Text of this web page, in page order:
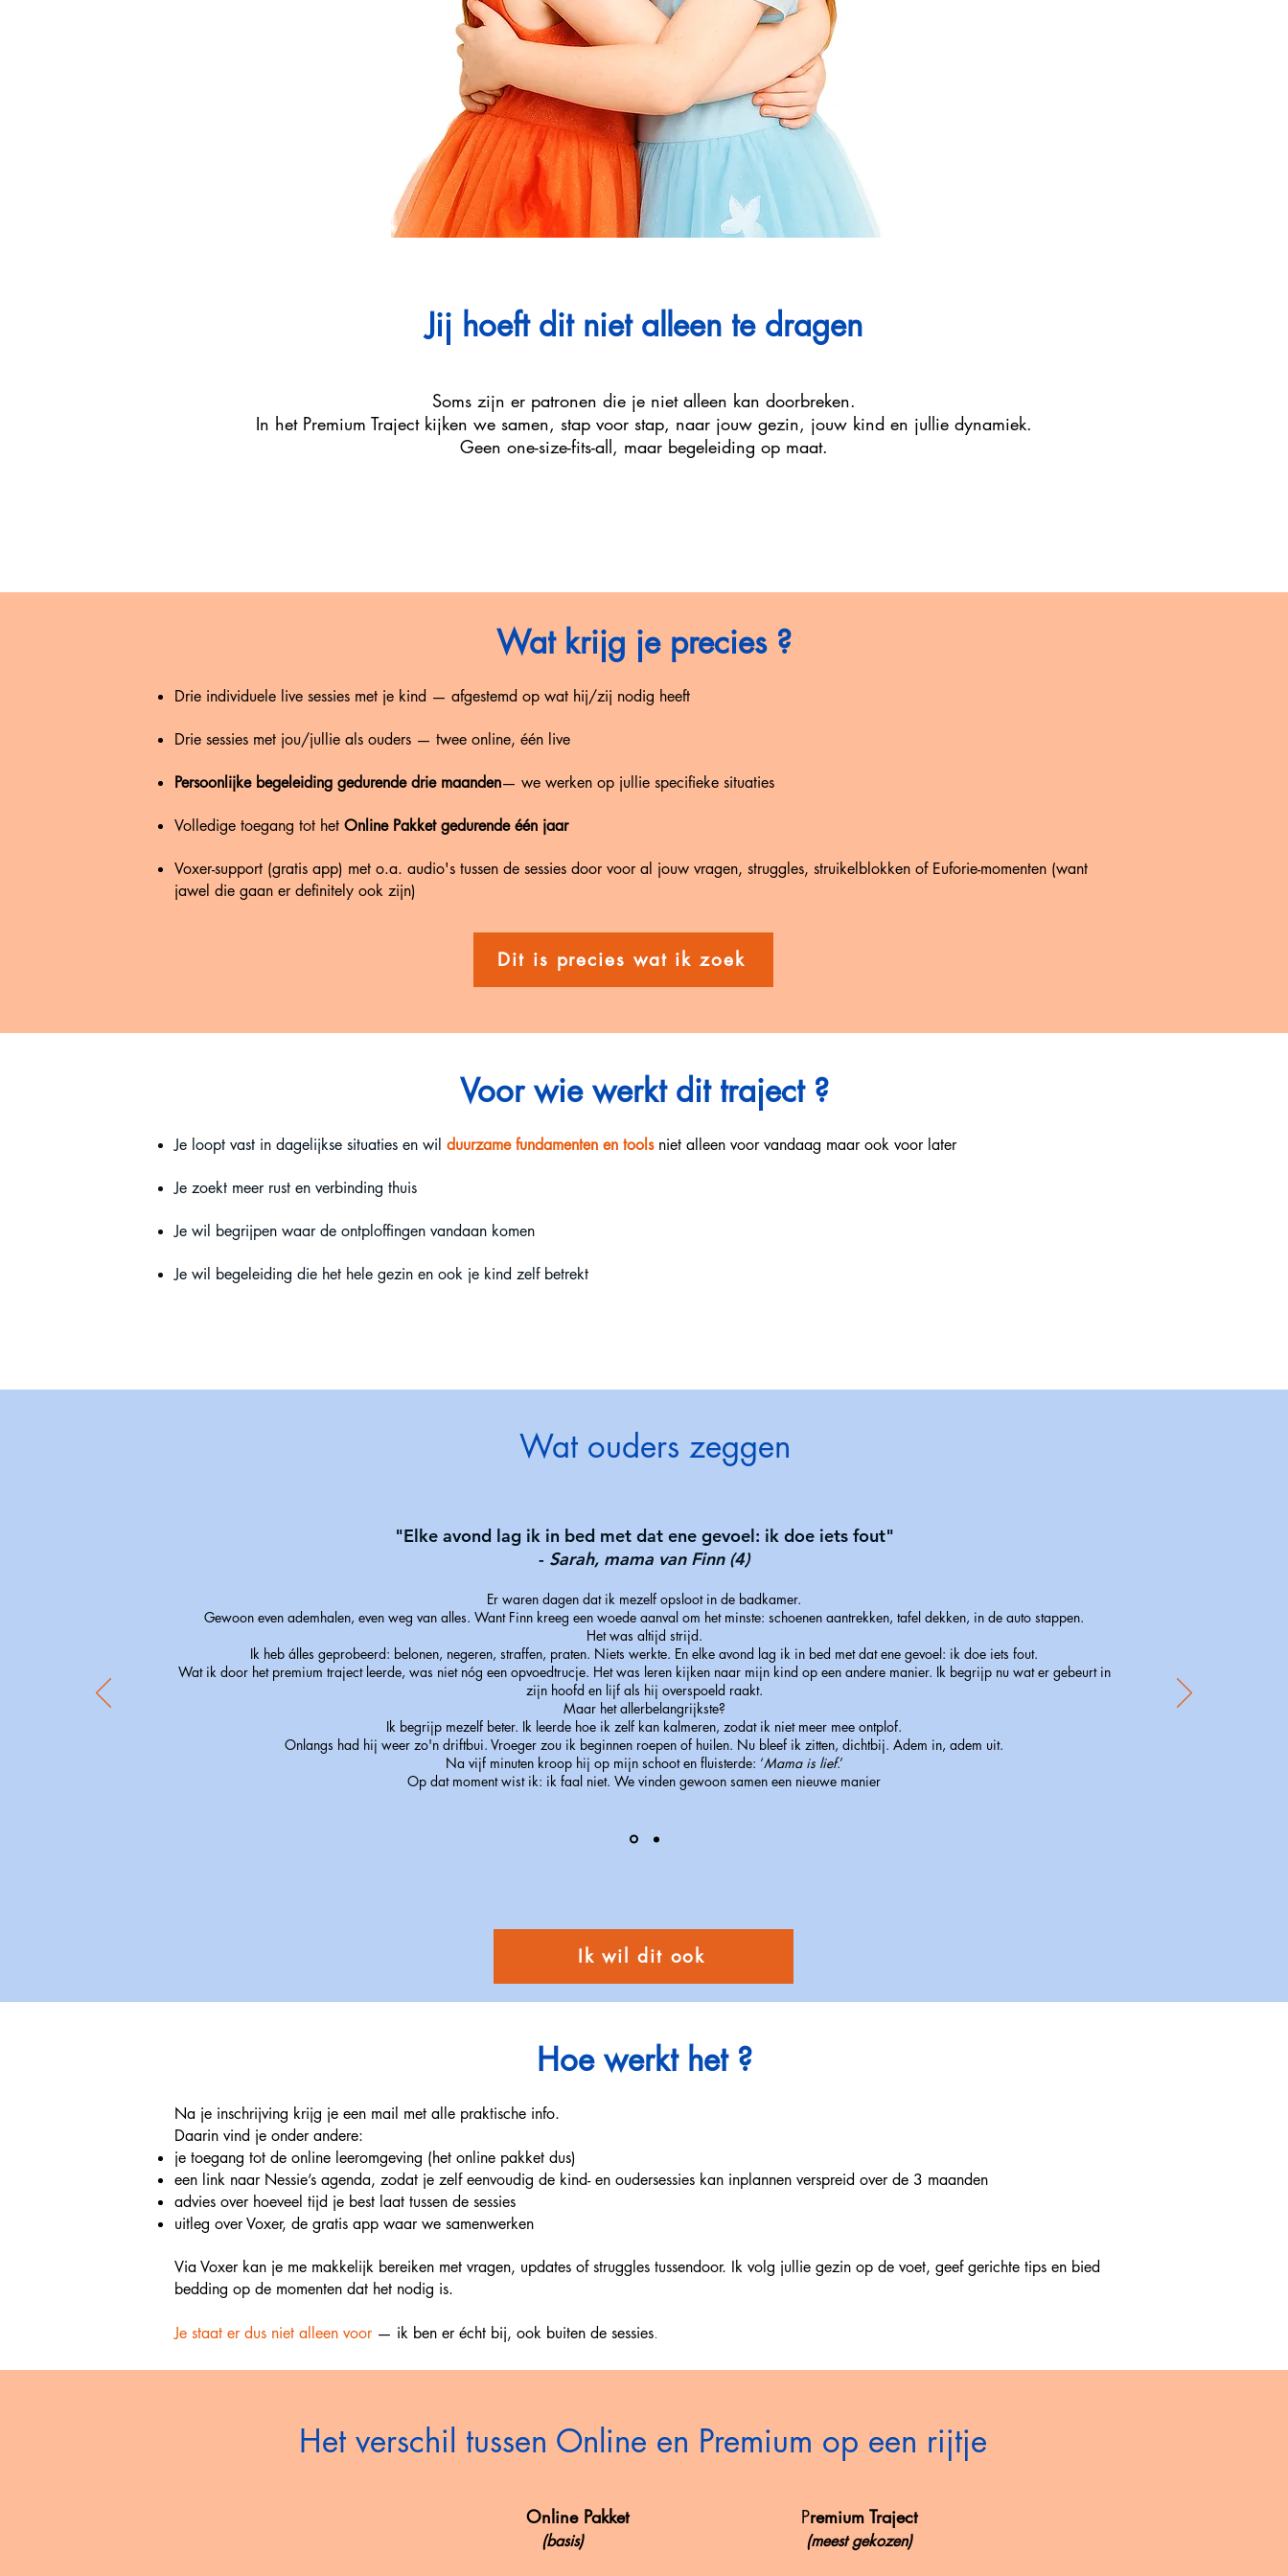
Jij hoeft dit niet alleen te dragen
Soms zijn er patronen die je niet alleen kan doorbreken.
In het Premium Traject kijken we samen, stap voor stap, naar jouw gezin, jouw kind en jullie dynamiek.
Geen one-size-fits-all, maar begeleiding op maat.
Wat krijg je precies ?
Drie individuele live sessies met je kind — afgestemd op wat hij/zij nodig heeft
Drie sessies met jou/jullie als ouders — twee online, één live
Persoonlijke begeleiding gedurende drie maanden— we werken op jullie specifieke situaties
Volledige toegang tot het Online Pakket gedurende één jaar
Voxer-support (gratis app) met o.a. audio's tussen de sessies door voor al jouw vragen, struggles, struikelblokken of Euforie-momenten (want
jawel die gaan er definitely ook zijn)
Dit is precies wat ik zoek
Voor wie werkt dit traject ?
Je loopt vast in dagelijkse situaties en wil duurzame fundamenten en toolsniet alleen voor vandaag maar ook voor later
Je zoekt meer rust en verbinding thuis
Je wil begrijpen waar de ontploffingen vandaan komen
Je wil begeleiding die het hele gezin en ook je kind zelf betrekt
Wat ouders zeggen
"Elke avond lag ik in bed met dat ene gevoel: ik doe iets fout"
- Sarah, mama van Finn (4)
Er waren dagen dat ik mezelf opsloot in de badkamer.
Gewoon even ademhalen, even weg van alles. Want Finn kreeg een woede aanval om het minste: schoenen aantrekken, tafel dekken, in de auto stappen.
Het was altijd strijd.
Ik heb álles geprobeerd: belonen, negeren, straffen, praten. Niets werkte. En elke avond lag ik in bed met dat ene gevoel: ik doe iets fout.
Wat ik door het premium traject leerde, was niet nóg een opvoedtrucje. Het was leren kijken naar mijn kind op een andere manier. Ik begrijp nu wat er gebeurt in
zijn hoofd en lijf als hij overspoeld raakt.
Maar het allerbelangrijkste?
Ik begrijp mezelf beter. Ik leerde hoe ik zelf kan kalmeren, zodat ik niet meer mee ontplof.
Onlangs had hij weer zo'n driftbui. Vroeger zou ik beginnen roepen of huilen. Nu bleef ik zitten, dichtbij. Adem in, adem uit.
Na vijf minuten kroop hij op mijn schoot en fluisterde: ‘Mama is lief.’
Op dat moment wist ik: ik faal niet. We vinden gewoon samen een nieuwe manier
Ik wil dit ook
Hoe werkt het ?
Na je inschrijving krijg je een mail met alle praktische info.
Daarin vind je onder andere:
je toegang tot de online leeromgeving (het online pakket dus)
een link naar Nessie’s agenda, zodat je zelf eenvoudig de kind- en oudersessies kan inplannen verspreid over de 3 maanden
advies over hoeveel tijd je best laat tussen de sessies
uitleg over Voxer, de gratis app waar we samenwerken
Via Voxer kan je me makkelijk bereiken met vragen, updates of struggles tussendoor. Ik volg jullie gezin op de voet, geef gerichte tips en bied
bedding op de momenten dat het nodig is.
Je staat er dus niet alleen voor — ik ben er écht bij, ook buiten de sessies.
Het verschil tussen Online en Premium op een rijtje
Online Pakket Premium Traject
(basis) (meest gekozen)